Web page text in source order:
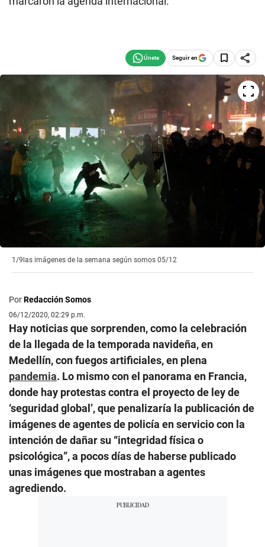
Seguir en
1/9las imágenes de la semana según somos 05/12
PorRedacción Somos
06/12/2020, 02:29 p.m.
Hay noticias que sorprenden, como la celebración
de la llegada de la temporada navideña, en
Medellín, con fuegos artificiales, en plena
pandemia. Lo mismo con el panorama en Francia,
donde hay protestas contra el proyecto de ley de
‘seguridad global’, que penalizaría la publicación de
imágenes de agentes de policía en servicio con la
intención de dañar su “integridad física o
psicológica”, a pocos días de haberse publicado
unas imágenes que mostraban a agentes
agrediendo.